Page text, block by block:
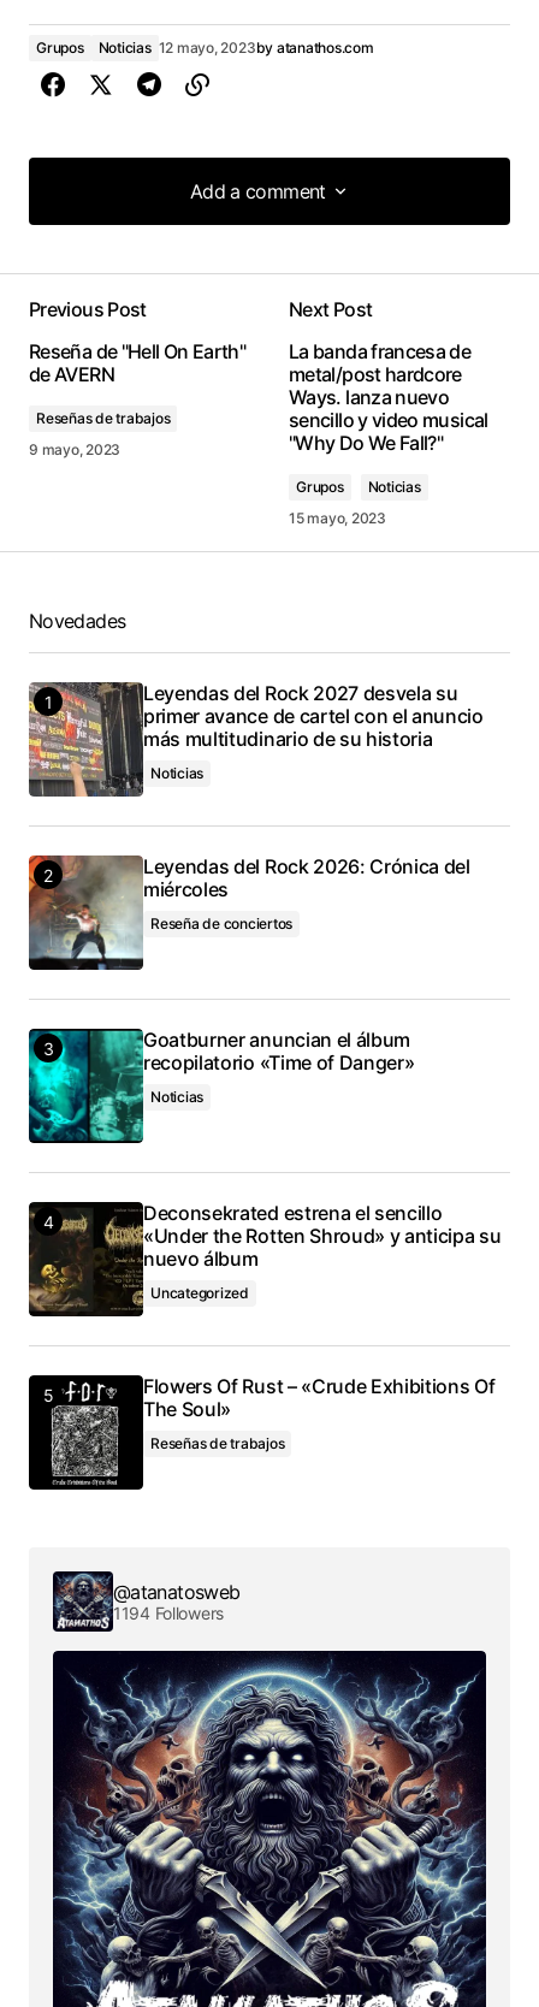
Grupos Noticias 12 mayo, 2023by atanathos.com
Add a comment
Add a comment
Previous Post
Reseña de "Hell On Earth"
de AVERN
Reseñas de trabajos
9 mayo, 2023
Next Post
La banda francesa de
metal/post hardcore
Ways. lanza nuevo
sencillo y video musical
"Why Do We Fall?"
Grupos
Noticias
15 mayo, 2023
Novedades
Leyendas del Rock 2027 desvela su
primer avance de cartel con el anuncio
más multitudinario de su historia
Noticias
Leyendas del Rock 2026: Crónica del
miércoles
Reseña de conciertos
Goatburner anuncian el álbum
recopilatorio «Time of Danger»
Noticias
Deconsekrated estrena el sencillo
«Under the Rotten Shroud» y anticipa su
nuevo álbum
Uncategorized
Flowers Of Rust – «Crude Exhibitions Of
The Soul»
Reseñas de trabajos
@atanatosweb
1194 Followers